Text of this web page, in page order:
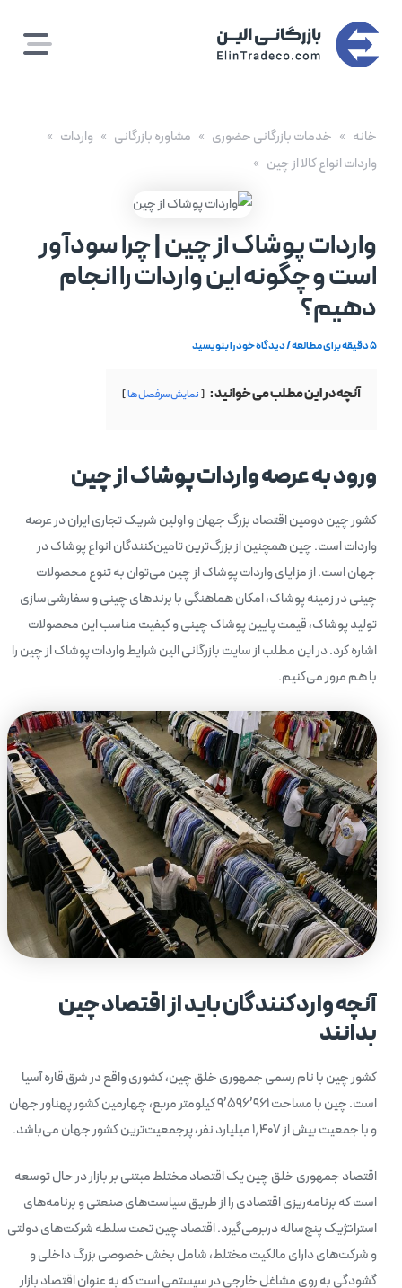
خانه خدمات بازرگانی حضوری مشاوره بازرگانی
واردات
واردات انواع کالا از چین
واردات پوشاک از چین | چرا سودآور
است و چگونه این واردات را انجام
دهیم؟
5 دقیقه برای مطالعه /دیدگاه‌ خود را بنویسید
آنچه در این مطلب می خوانید : نمایش سرفصل ها
ورود به عرصه واردات پوشاک از چین
کشور چین دومین اقتصاد بزرگ جهان و اولین شریک تجاری ایران در عرصه
واردات است. چین همچنین از بزرگ‌ترین تامین‌کنندگان انواع پوشاک در
جهان است. از مزایای واردات پوشاک از چین می‌توان به تنوع محصولات
چینی در زمینه پوشاک، امکان هماهنگی با برندهای چینی و سفارشی‌سازی
تولید پوشاک، قیمت پایین پوشاک چینی و کیفیت مناسب این محصولات
اشاره کرد. در این مطلب از سایت بازرگانی الین شرایط واردات پوشاک از چین را
با هم مرور می‌کنیم.
آنچه واردکنندگان باید از اقتصاد چین
بدانند
کشور چین با نام رسمی جمهوری خلق چین، کشوری واقع در شرق قاره آسیا
است. چین با مساحت ۹۶۱’۵۹۶’۹ کیلومتر مربع، چهارمین کشور پهناور جهان
و با جمعیت بیش از ۱٫۴۰۷ میلیارد نفر، پرجمعیت‌ترین کشور جهان می‌باشد.
اقتصاد جمهوری خلق چین یک اقتصاد مختلط مبتنی بر بازار در حال توسعه
است که برنامه‌ریزی اقتصادی را از طریق سیاست‌های صنعتی و برنامه‌های
استراتژیک پنج‌ساله دربرمی‌گیرد. اقتصاد چین تحت سلطه شرکت‌های دولتی
و شرکت‌های دارای مالکیت مختلط، شامل بخش خصوصی بزرگ داخلی و
گشودگی به روی مشاغل خارجی در سیستمی است که به عنوان اقتصاد بازار